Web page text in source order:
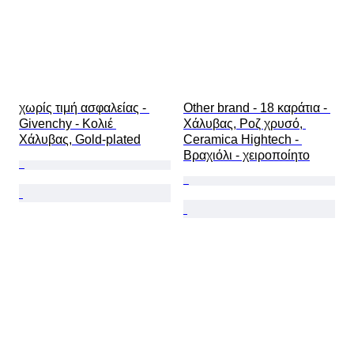
χωρίς τιμή ασφαλείας -
Givenchy - Κολιέ
Χάλυβας, Gold-plated
Other brand - 18 καράτια -
Χάλυβας, Ροζ χρυσό,
Ceramica Hightech -
Βραχιόλι - χειροποίητο